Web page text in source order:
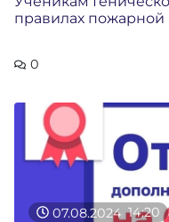
правилах пожарной
0
07.08.2024 14:20